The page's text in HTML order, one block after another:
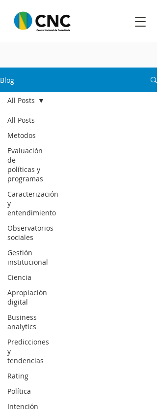
Blog
All Posts
Metodos
Evaluación
de
políticas y
programas
Caracterización
y
entendimiento
Observatorios
sociales
Gestión
institucional
Ciencia
Apropiación
digital
Business
analytics
Predicciones
y
tendencias
Rating
Política
Intención
All Posts